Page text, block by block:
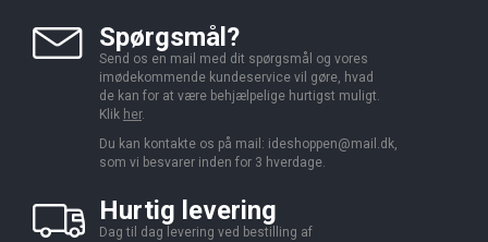
Spørgsmål?
Send os en mail med dit spørgsmål og vores
imødekommende kundeservice vil gøre, hvad
de kan for at være behjælpelige hurtigst muligt.
Klik her.
Du kan kontakte os på mail: ideshoppen@mail.dk,
som vi besvarer inden for 3 hverdage.
Hurtig levering
Dag til dag levering ved bestilling af